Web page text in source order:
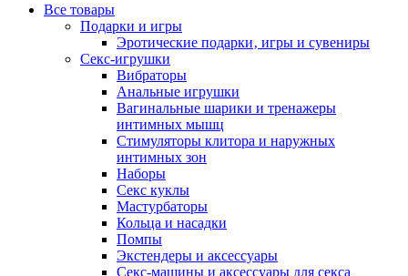
Все товары
Подарки и игры
Эротические подарки‚ игры и сувениры
Секс-игрушки
Вибраторы
Анальные игрушки
Вагинальные шарики и тренажеры
интимных мышц
Стимуляторы клитора и наружных
интимных зон
Наборы
Секс куклы
Мастурбаторы
Кольца и насадки
Помпы
Экстендеры и аксессуары
Секс-машины и аксессуары для секса